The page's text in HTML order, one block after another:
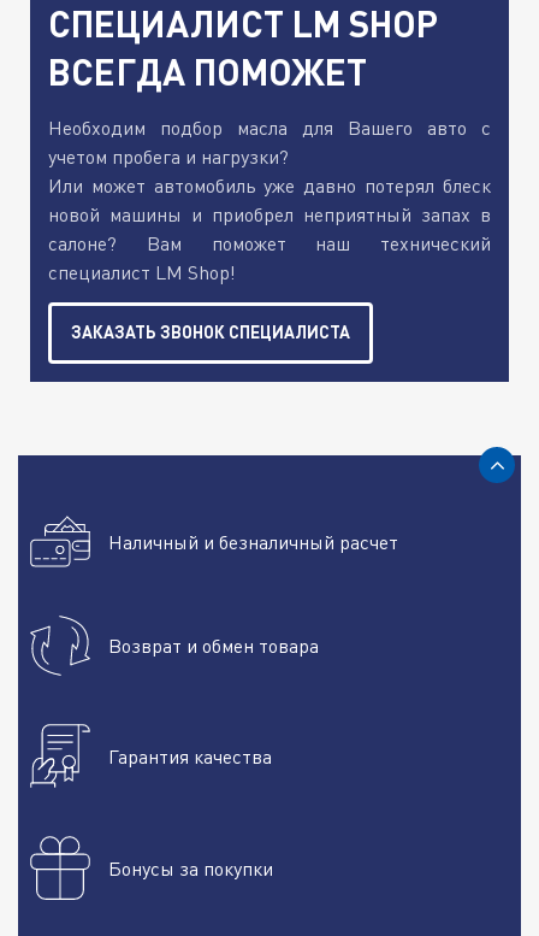
СПЕЦИАЛИСТ LM SHOP
ВСЕГДА ПОМОЖЕТ
Необходим подбор масла для Вашего авто с
учетом пробега и нагрузки?
Или может автомобиль уже давно потерял блеск
новой машины и приобрел неприятный запах в
салоне? Вам поможет наш технический
специалист LM Shop!
ЗАКАЗАТЬ ЗВОНОК СПЕЦИАЛИСТА
Наличный и безналичный расчет
Возврат и обмен товара
Гарантия качества
Бонусы за покупки